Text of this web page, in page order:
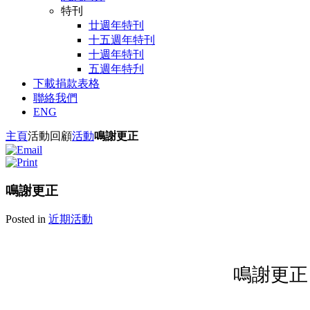
特刊
廿週年特刊
十五週年特刊
十週年特刊
五週年特刋
下載捐款表格
聯絡我們
ENG
主頁活動回顧活動鳴謝更正
鳴謝更正
Posted in 近期活動
鳴謝更正